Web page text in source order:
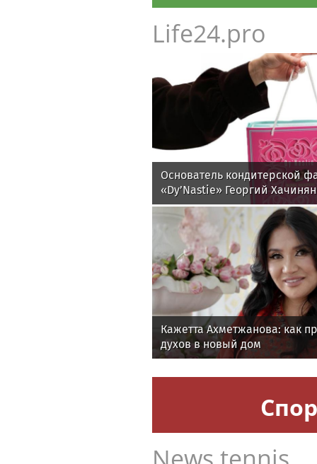
Life24.pro
Основатель кондитерской
«Dy’Nastie» Георгий
добавки в шоколаде
какие - маркетинг
Кажетта Ахметжанова: как
духов в новый дом